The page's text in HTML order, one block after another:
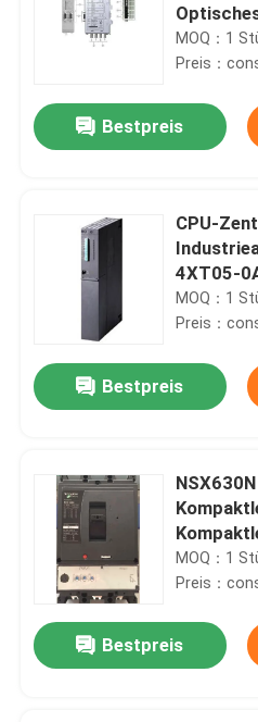
MOQ：1
Preis：
Bestpreis
CPU-
4XT05-
MOQ：1
Preis：
Bestpreis
MOQ：1
Preis：
Bestpreis